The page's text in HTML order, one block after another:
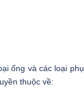
cùng đặc biệt
ống và các loại
thuộc về: